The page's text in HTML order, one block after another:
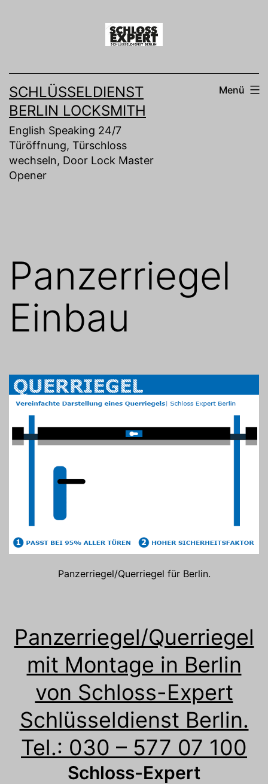
SCHLÜSSELDIENST
BERLIN LOCKSMITH
English Speaking 24/7
Türöffnung, Türschloss
wechseln, Door Lock Master
Opener
Menü
Panzerriegel
Einbau
Panzerriegel/Querriegel für Berlin.
Panzerriegel/Querriegel
mit Montage in Berlin
von Schloss-Expert
Schlüsseldienst Berlin.
Tel.: 030 – 577 07 100
Schloss-Expert